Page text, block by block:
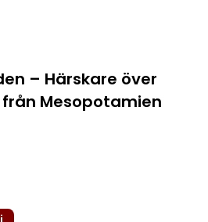
– Härskare över
Mesopotamien